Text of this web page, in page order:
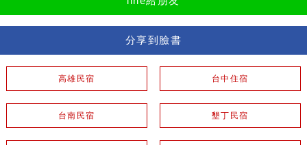
分享到臉書
高雄民宿 台中住宿
台南民宿 墾丁民宿